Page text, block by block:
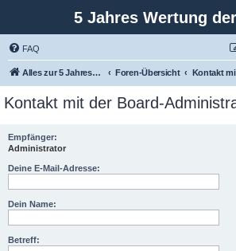
5 Jahres Wertung
FAQ
Alles zur 5 Jahreswertung / Tabelle der UEFA mit vielen Statistiken. Foren-Übersicht
Kontakt mit der Board-
Empfänger:
Administrator
Deine E-Mail-Adresse:
Dein Name:
Betreff: